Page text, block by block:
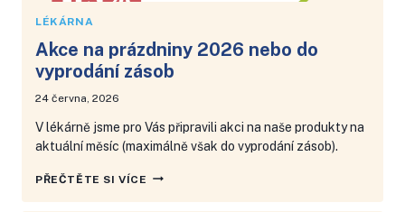
LÉKÁRNA
Akce na prázdniny 2026 nebo do
vyprodání zásob
24 června, 2026
V lékárně jsme pro Vás připravili akci na naše produkty na
aktuální měsíc (maximálně však do vyprodání zásob).
PŘEČTĚTE SI VÍCE AKCE